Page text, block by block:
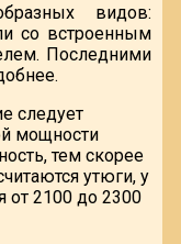
видов:
со встроенным
Последними
следует
мощности
тем скорее
утюги, у
от 2100 до 2300